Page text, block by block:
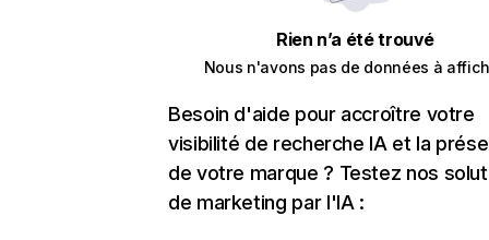
Rien n’a été trouvé
Nous n'avons pas de données à
Besoin d'aide pour accroître votre
visibilité de recherche IA et la
de votre marque ? Testez nos
de marketing par l'IA :